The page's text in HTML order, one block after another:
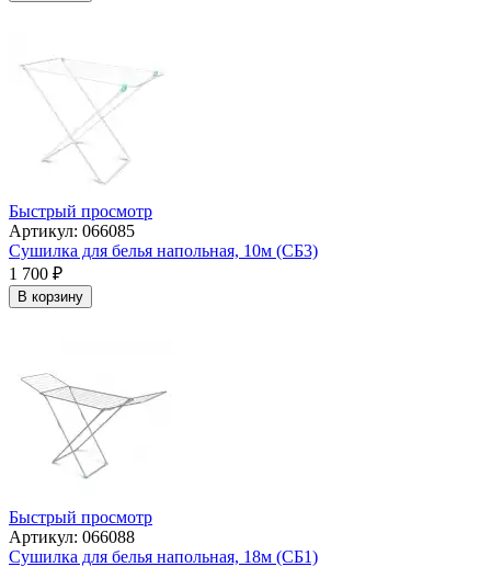
Быстрый просмотр
Артикул: 066085
Сушилка для белья напольная, 10м (СБ3)
1 700 ₽
В корзину
Быстрый просмотр
Артикул: 066088
Сушилка для белья напольная, 18м (СБ1)